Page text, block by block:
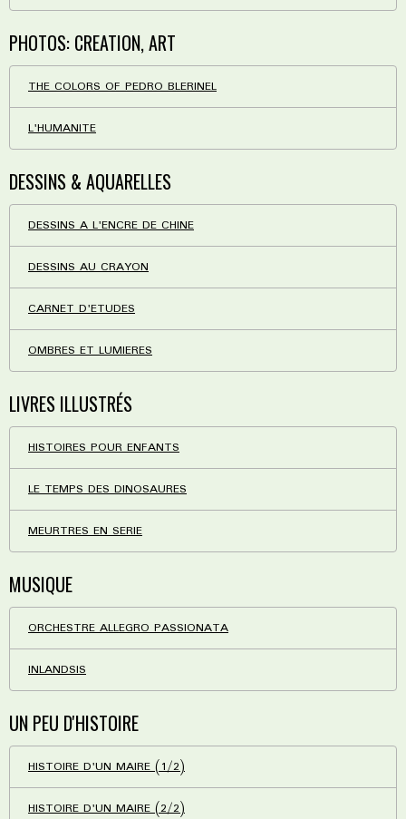
PHOTOS: CREATION, ART
THE COLORS OF PEDRO BLERINEL
L'HUMANITE
DESSINS & AQUARELLES
DESSINS A L'ENCRE DE CHINE
DESSINS AU CRAYON
CARNET D'ETUDES
OMBRES ET LUMIERES
LIVRES ILLUSTRÉS
HISTOIRES POUR ENFANTS
LE TEMPS DES DINOSAURES
MEURTRES EN SERIE
MUSIQUE
ORCHESTRE ALLEGRO PASSIONATA
INLANDSIS
UN PEU D'HISTOIRE
HISTOIRE D'UN MAIRE (1/2)
HISTOIRE D'UN MAIRE (2/2)